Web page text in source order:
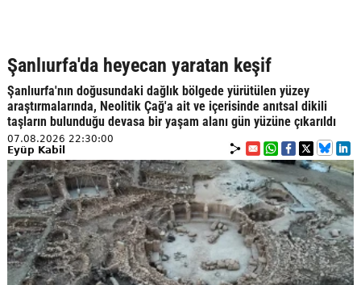
Şanlıurfa'da heyecan yaratan keşif
Şanlıurfa'nın doğusundaki dağlık bölgede yürütülen yüzey
araştırmalarında, Neolitik Çağ'a ait ve içerisinde anıtsal dikili
taşların bulunduğu devasa bir yaşam alanı gün yüzüne çıkarıldı
07.08.2026 22:30:00
Eyüp Kabil